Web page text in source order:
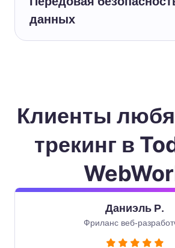
данных
Клиенты
трекинг в
Даниэль Р.
Фриланс веб-